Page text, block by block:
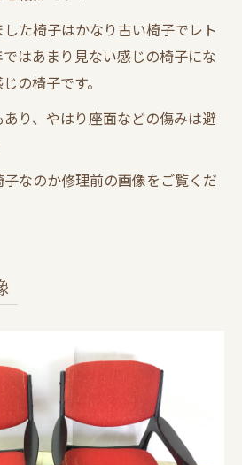
た椅子はかなり古い椅子でレト
はあまり見ない感じの椅子にな
の椅子です。
り、やはり座面などの傷みは避
なのか修理前の画像をご覧くだ